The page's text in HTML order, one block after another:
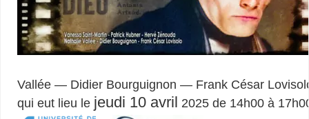
Vallée — Didier Bourguignon — Frank César
qui eut lieu le jeudi 10 avril 2025 de 14h00 à